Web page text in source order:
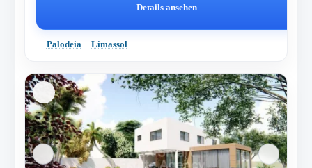
Details ansehen
Palodeia Limassol